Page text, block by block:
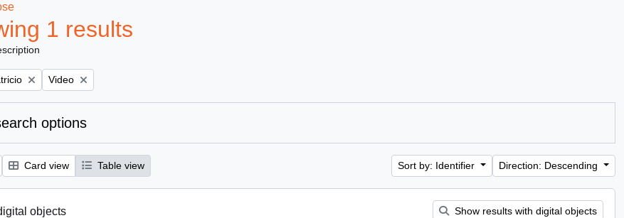
1 results
Remove filter:
Video
options
Card view Table view Sort by: Identifier Direction: Descending
objects Show results with digital objects